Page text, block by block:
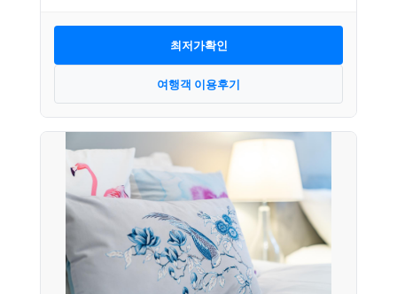
최저가확인
여행객 이용후기